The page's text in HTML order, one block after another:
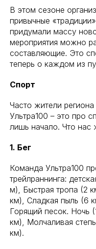
В этом сезоне
привычные
придумали массу
мероприятия можно
составляющие. Это
теперь о каждом из
Спорт
Часто жители
Ультра100 – это про
лишь начало. Что нас
1. Бег
Команда Ультра100
трейлраннинга:
м), Быстрая тропа (2
км), Сладкая пыль (6
Горящий песок. Ночь
км), Молчаливая
км).